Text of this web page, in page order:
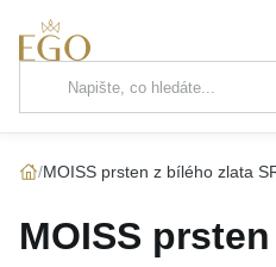
Hlavní kategorie
MOISS prsten z bílého zlata
MOISS